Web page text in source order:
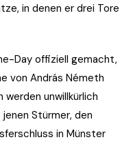
in denen er drei Tore
Day offiziell gemacht,
von András Németh
werden unwillkürlich
jenen Stürmer, den
in Münster